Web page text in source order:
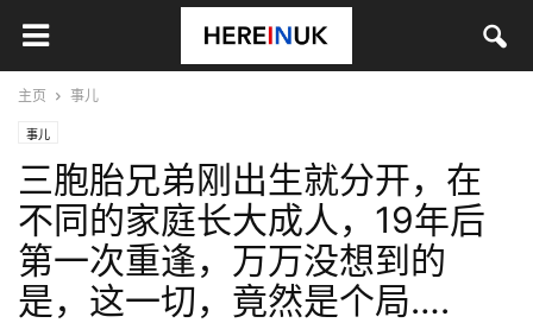
主页 事儿
事儿
三胞胎兄弟刚出生就分开，在
不同的家庭长大成人，19年后
第一次重逢，万万没想到的
是，这一切，竟然是个局….